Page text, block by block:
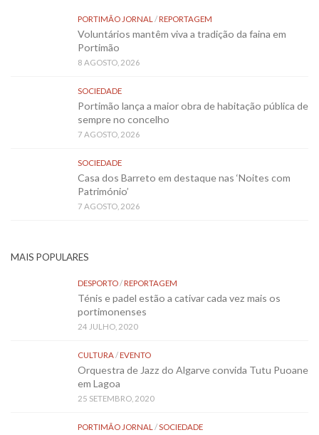
PORTIMÃO JORNAL /REPORTAGEM
Voluntários mantêm viva a tradição da faina em
Portimão
8 AGOSTO, 2026
SOCIEDADE
Portimão lança a maior obra de habitação pública de
sempre no concelho
7 AGOSTO, 2026
SOCIEDADE
Casa dos Barreto em destaque nas ‘Noites com
Património’
7 AGOSTO, 2026
MAIS POPULARES
DESPORTO/REPORTAGEM
Ténis e padel estão a cativar cada vez mais os
portimonenses
24 JULHO, 2020
CULTURA/EVENTO
Orquestra de Jazz do Algarve convida Tutu Puoane
em Lagoa
25 SETEMBRO, 2020
PORTIMÃO JORNAL /SOCIEDADE